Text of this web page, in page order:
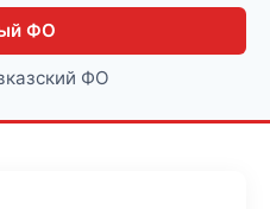
ФО
ФО